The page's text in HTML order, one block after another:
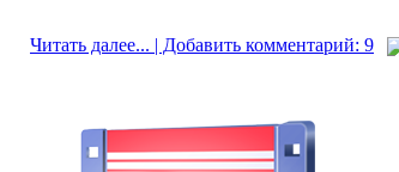
Читать далее... | Добавить комментарий: 9